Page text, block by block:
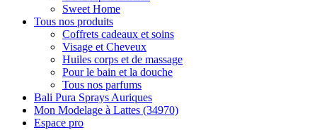
Sweet Home
Tous nos produits
Coffrets cadeaux et soins
Visage et Cheveux
Huiles corps et de massage
Pour le bain et la douche
Tous nos parfums
Bali Pura Sprays Auriques
Mon Modelage à Lattes (34970)
Espace pro